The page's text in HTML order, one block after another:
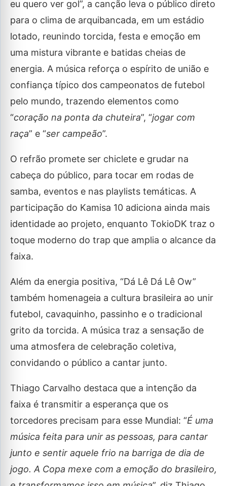
eu quero ver gol”, a canção leva o público direto
para o clima de arquibancada, em um estádio
lotado, reunindo torcida, festa e emoção em
uma mistura vibrante e batidas cheias de
energia. A música reforça o espírito de união e
confiança típico dos campeonatos de futebol
pelo mundo, trazendo elementos como
“coração na ponta da chuteira”, “jogar com
raça” e “ser campeão”.
O refrão promete ser chiclete e grudar na
cabeça do público, para tocar em rodas de
samba, eventos e nas playlists temáticas. A
participação do Kamisa 10 adiciona ainda mais
identidade ao projeto, enquanto TokioDK traz o
toque moderno do trap que amplia o alcance da
faixa.
Além da energia positiva, “Dá Lê Dá Lê Ow”
também homenageia a cultura brasileira ao unir
futebol, cavaquinho, passinho e o tradicional
grito da torcida. A música traz a sensação de
uma atmosfera de celebração coletiva,
convidando o público a cantar junto.
Thiago Carvalho destaca que a intenção da
faixa é transmitir a esperança que os
torcedores precisam para esse Mundial: “É uma
música feita para unir as pessoas, para cantar
junto e sentir aquele frio na barriga de dia de
jogo. A Copa mexe com a emoção do brasileiro,